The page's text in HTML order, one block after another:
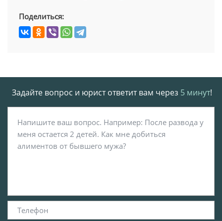
Поделиться:
Задайте вопрос и юрист ответит вам через 5 минут!